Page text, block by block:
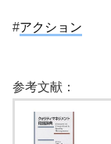
#アクション
参考文献：